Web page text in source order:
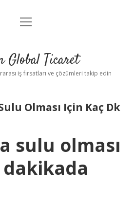
Anasayfa
Yasal Uyarı
menüyü
Global Ticaret
iş fırsatları ve çözümleri takip edin
Olması Için Kaç Dk
sulu olması